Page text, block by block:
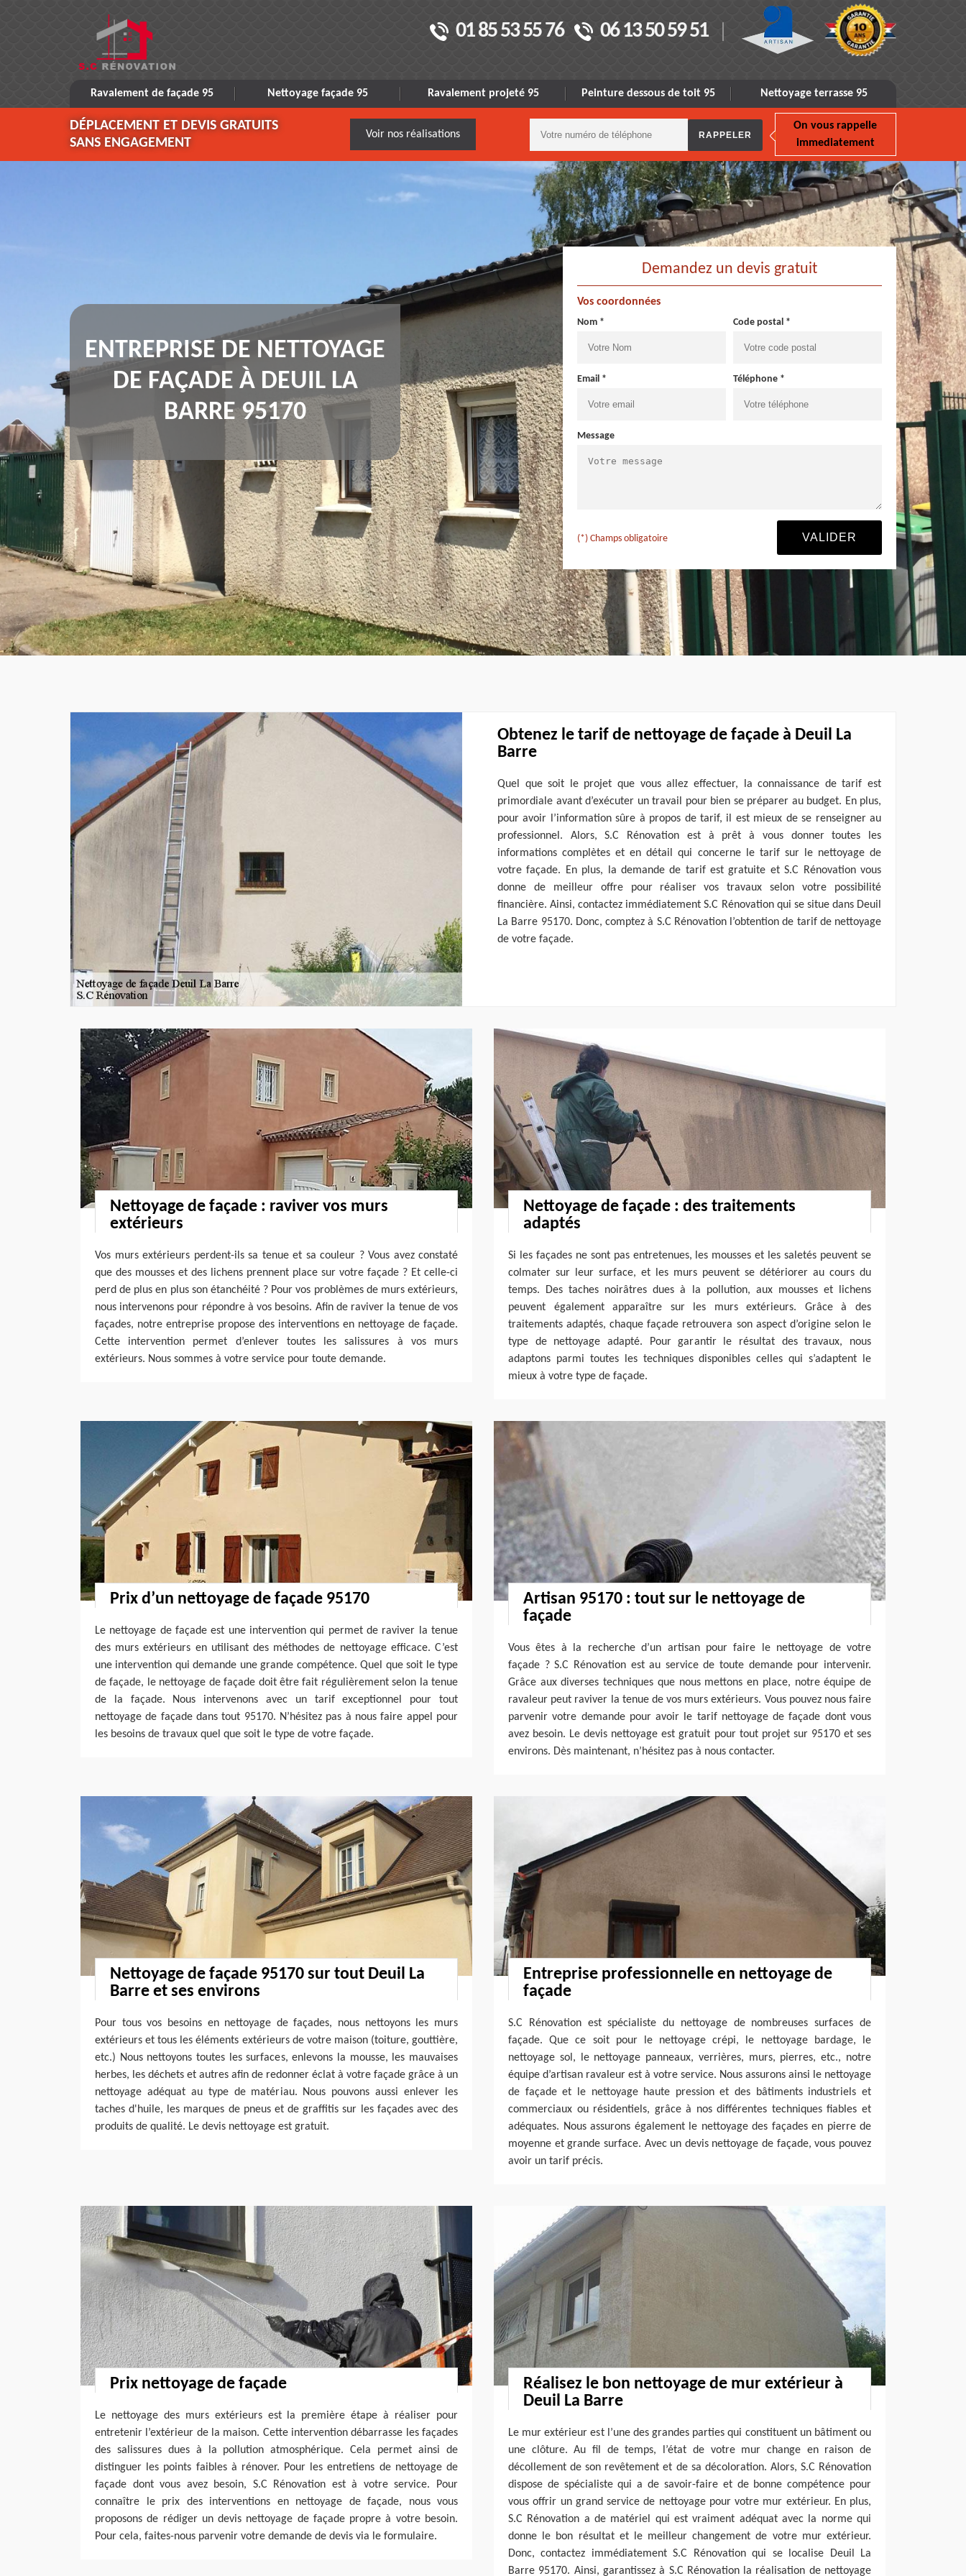
01 85 53 55 76 06 13 50 59 51
Ravalement de façade 95 Nettoyage façade 95 Ravalement projeté 95 Peinture dessous de toit 95 Nettoyage terrasse 95
DÉPLACEMENT ET DEVIS GRATUITS
SANS ENGAGEMENT
Voir nos réalisations
On vous rappelle
immediatement
ENTREPRISE DE NETTOYAGE
DE FAÇADE À DEUIL LA
BARRE 95170
Demandez un devis gratuit
Vos coordonnées
Nom * Code postal *
Email * Téléphone *
Message
(*) Champs obligatoire
Obtenez le tarif de nettoyage de façade à Deuil La
Barre
Quel que soit le projet que vous allez effectuer, la connaissance de tarif est
primordiale avant d’exécuter un travail pour bien se préparer au budget. En plus,
pour avoir l’information sûre à propos de tarif, il est mieux de se renseigner au
professionnel. Alors, S.C Rénovation est à prêt à vous donner toutes les
informations complètes et en détail qui concerne le tarif sur le nettoyage de
votre façade. En plus, la demande de tarif est gratuite et S.C Rénovation vous
donne de meilleur offre pour réaliser vos travaux selon votre possibilité
financière. Ainsi, contactez immédiatement S.C Rénovation qui se situe dans Deuil
La Barre 95170. Donc, comptez à S.C Rénovation l’obtention de tarif de nettoyage
de votre façade.
Nettoyage de façade : raviver vos murs
extérieurs
Vos murs extérieurs perdent-ils sa tenue et sa couleur ? Vous avez constaté
que des mousses et des lichens prennent place sur votre façade ? Et celle-ci
perd de plus en plus son étanchéité ? Pour vos problèmes de murs extérieurs,
nous intervenons pour répondre à vos besoins. Afin de raviver la tenue de vos
façades, notre entreprise propose des interventions en nettoyage de façade.
Cette intervention permet d’enlever toutes les salissures à vos murs
extérieurs. Nous sommes à votre service pour toute demande.
Nettoyage de façade : des traitements
adaptés
Si les façades ne sont pas entretenues, les mousses et les saletés peuvent se
colmater sur leur surface, et les murs peuvent se détériorer au cours du
temps. Des taches noirâtres dues à la pollution, aux mousses et lichens
peuvent également apparaître sur les murs extérieurs. Grâce à des
traitements adaptés, chaque façade retrouvera son aspect d’origine selon le
type de nettoyage adapté. Pour garantir le résultat des travaux, nous
adaptons parmi toutes les techniques disponibles celles qui s’adaptent le
mieux à votre type de façade.
Prix d’un nettoyage de façade 95170
Le nettoyage de façade est une intervention qui permet de raviver la tenue
des murs extérieurs en utilisant des méthodes de nettoyage efficace. C’est
une intervention qui demande une grande compétence. Quel que soit le type
de façade, le nettoyage de façade doit être fait régulièrement selon la tenue
de la façade. Nous intervenons avec un tarif exceptionnel pour tout
nettoyage de façade dans tout 95170. N’hésitez pas à nous faire appel pour
les besoins de travaux quel que soit le type de votre façade.
Artisan 95170 : tout sur le nettoyage de
façade
Vous êtes à la recherche d’un artisan pour faire le nettoyage de votre
façade ? S.C Rénovation est au service de toute demande pour intervenir.
Grâce aux diverses techniques que nous mettons en place, notre équipe de
ravaleur peut raviver la tenue de vos murs extérieurs. Vous pouvez nous faire
parvenir votre demande pour avoir le tarif nettoyage de façade dont vous
avez besoin. Le devis nettoyage est gratuit pour tout projet sur 95170 et ses
environs. Dès maintenant, n’hésitez pas à nous contacter.
Nettoyage de façade 95170 sur tout Deuil La
Barre et ses environs
Pour tous vos besoins en nettoyage de façades, nous nettoyons les murs
extérieurs et tous les éléments extérieurs de votre maison (toiture, gouttière,
etc.) Nous nettoyons toutes les surfaces, enlevons la mousse, les mauvaises
herbes, les déchets et autres afin de redonner éclat à votre façade grâce à un
nettoyage adéquat au type de matériau. Nous pouvons aussi enlever les
taches d'huile, les marques de pneus et de graffitis sur les façades avec des
produits de qualité. Le devis nettoyage est gratuit.
Entreprise professionnelle en nettoyage de
façade
S.C Rénovation est spécialiste du nettoyage de nombreuses surfaces de
façade. Que ce soit pour le nettoyage crépi, le nettoyage bardage, le
nettoyage sol, le nettoyage panneaux, verrières, murs, pierres, etc., notre
équipe d’artisan ravaleur est à votre service. Nous assurons ainsi le nettoyage
de façade et le nettoyage haute pression et des bâtiments industriels et
commerciaux ou résidentiels, grâce à nos différentes techniques fiables et
adéquates. Nous assurons également le nettoyage des façades en pierre de
moyenne et grande surface. Avec un devis nettoyage de façade, vous pouvez
avoir un tarif précis.
Prix nettoyage de façade
Le nettoyage des murs extérieurs est la première étape à réaliser pour
entretenir l’extérieur de la maison. Cette intervention débarrasse les façades
des salissures dues à la pollution atmosphérique. Cela permet ainsi de
distinguer les points faibles à rénover. Pour les entretiens de nettoyage de
façade dont vous avez besoin, S.C Rénovation est à votre service. Pour
connaître le prix des interventions en nettoyage de façade, nous vous
proposons de rédiger un devis nettoyage de façade propre à votre besoin.
Pour cela, faites-nous parvenir votre demande de devis via le formulaire.
Réalisez le bon nettoyage de mur extérieur à
Deuil La Barre
Le mur extérieur est l’une des grandes parties qui constituent un bâtiment ou
une clôture. Au fil de temps, l’état de votre mur change en raison de
décollement de son revêtement et de sa décoloration. Alors, S.C Rénovation
dispose de spécialiste qui a de savoir-faire et de bonne compétence pour
vous offrir un grand service de nettoyage pour votre mur extérieur. En plus,
S.C Rénovation a de matériel qui est vraiment adéquat avec la norme qui
donne le bon résultat et le meilleur changement de votre mur extérieur.
Donc, contactez immédiatement S.C Rénovation qui se localise Deuil La
Barre 95170. Ainsi, garantissez à S.C Rénovation la réalisation de nettoyage